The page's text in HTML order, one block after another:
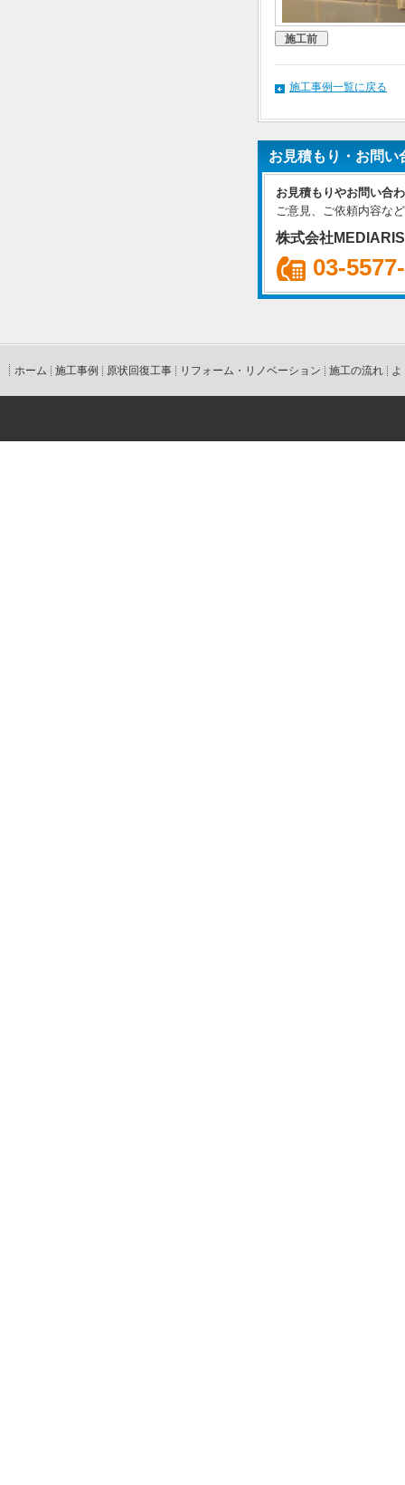
施工前
施工事例一覧に戻る
お見積もり・お問い
お見積もりやお問い合
ご意見、ご依頼内容な
株式会社
03-
ホーム 施工事例 原状回復工事 リフォーム・リノベーション 施工の流れ よ